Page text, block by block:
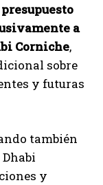
a
Corniche,
sobre
y futuras
también
y